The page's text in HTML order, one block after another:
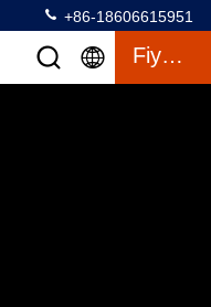
+86-18606615951
Fiyat Teklifi